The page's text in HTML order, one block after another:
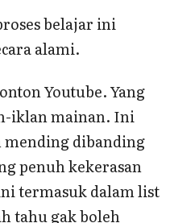
belajar ini
alami.
Youtube. Yang
iklan mainan. Ini
dibanding
penuh kekerasan
termasuk dalam list
tahu gak boleh